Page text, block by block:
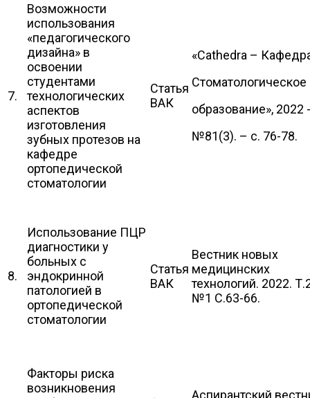
7.
Возможности
использования
«педагогического
дизайна» в
освоении
студентами
технологических
аспектов
изготовления
зубных протезов на
кафедре
ортопедической
стоматологии
Статья
ВАК
«Cathedra –
Стоматологическое
образование», 2022 -
№81(3). – с. 76-78.
8.
Использование ПЦР
диагностики у
больных с
эндокринной
патологией в
ортопедической
стоматологии
Статья
ВАК
Вестник новых
медицинских
технологий. 2022.
№1 С.63-66.
Факторы риска
возникновения
Аспирантский